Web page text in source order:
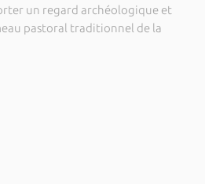
un regard archéologique et
pastoral traditionnel de la